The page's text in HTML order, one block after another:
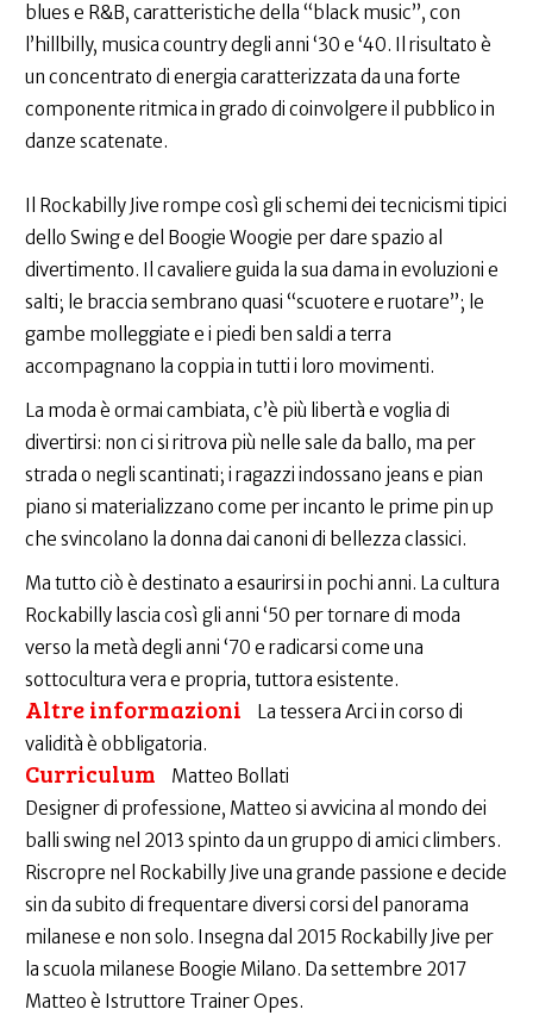
blues e R&B, caratteristiche della “black music”, con
l’hillbilly, musica country degli anni ‘30 e ‘40. Il risultato è
un concentrato di energia caratterizzata da una forte
componente ritmica in grado di coinvolgere il pubblico in
danze scatenate.
Il Rockabilly Jive rompe così gli schemi dei tecnicismi tipici
dello Swing e del Boogie Woogie per dare spazio al
divertimento. Il cavaliere guida la sua dama in evoluzioni e
salti; le braccia sembrano quasi “scuotere e ruotare”; le
gambe molleggiate e i piedi ben saldi a terra
accompagnano la coppia in tutti i loro movimenti.
La moda è ormai cambiata, c’è più libertà e voglia di
divertirsi: non ci si ritrova più nelle sale da ballo, ma per
strada o negli scantinati; i ragazzi indossano jeans e pian
piano si materializzano come per incanto le prime pin up
che svincolano la donna dai canoni di bellezza classici.
Ma tutto ciò è destinato a esaurirsi in pochi anni. La cultura
Rockabilly lascia così gli anni ‘50 per tornare di moda
verso la metà degli anni ‘70 e radicarsi come una
sottocultura vera e propria, tuttora esistente.
Altre informazioni
La tessera Arci in corso di
validità è obbligatoria.
Curriculum
Matteo Bollati
Designer di professione, Matteo si avvicina al mondo dei
balli swing nel 2013 spinto da un gruppo di amici climbers.
Riscropre nel Rockabilly Jive una grande passione e decide
sin da subito di frequentare diversi corsi del panorama
milanese e non solo. Insegna dal 2015 Rockabilly Jive per
la scuola milanese Boogie Milano. Da settembre 2017
Matteo è Istruttore Trainer Opes.